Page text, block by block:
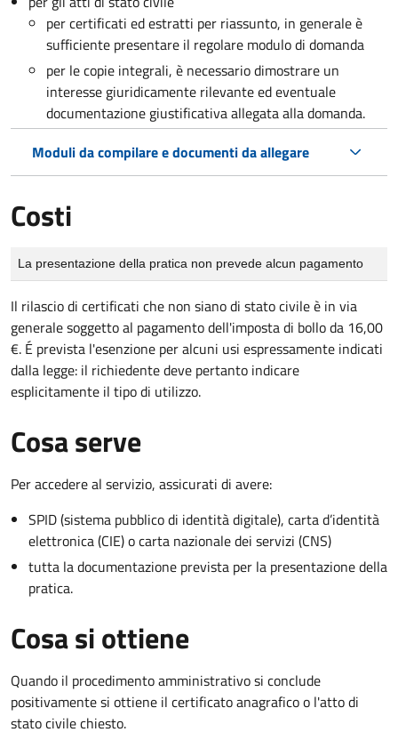
per certificati ed estratti per riassunto, in generale è
sufficiente presentare il regolare modulo di domanda
per le copie integrali, è necessario dimostrare un
interesse giuridicamente rilevante ed eventuale
documentazione giustificativa allegata alla domanda.
Moduli da compilare e documenti da allegare
Costi
La presentazione della pratica non prevede alcun pagamento
Il rilascio di certificati che non siano di stato civile è in via
generale soggetto al pagamento dell'imposta di bollo da 16,00
€. É prevista l'esenzione per alcuni usi espressamente indicati
dalla legge: il richiedente deve pertanto indicare
esplicitamente il tipo di utilizzo.
Cosa serve
Per accedere al servizio, assicurati di avere:
SPID (sistema pubblico di identità digitale), carta d’identità
elettronica (CIE) o carta nazionale dei servizi (CNS)
tutta la documentazione prevista per la presentazione della
pratica.
Cosa si ottiene
Quando il procedimento amministrativo si conclude
positivamente si ottiene il certificato anagrafico o l'atto di
stato civile chiesto.